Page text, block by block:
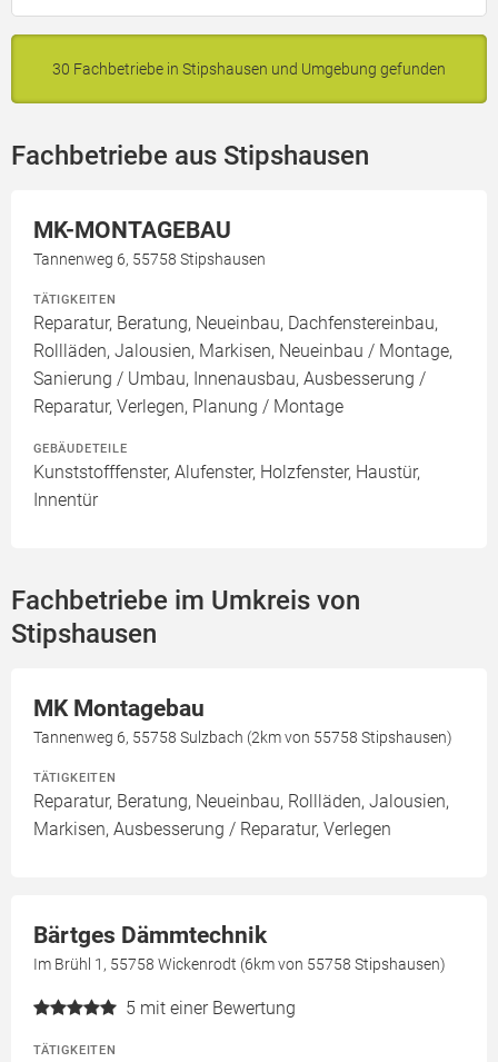
30 Fachbetriebe in Stipshausen und Umgebung gefunden
Fachbetriebe aus Stipshausen
MK-MONTAGEBAU
Tannenweg 6, 55758 Stipshausen
TÄTIGKEITEN
Reparatur, Beratung, Neueinbau, Dachfenstereinbau,
Rollläden, Jalousien, Markisen, Neueinbau / Montage,
Sanierung / Umbau, Innenausbau, Ausbesserung /
Reparatur, Verlegen, Planung / Montage
GEBÄUDETEILE
Kunststofffenster, Alufenster, Holzfenster, Haustür,
Innentür
Fachbetriebe im Umkreis von
Stipshausen
MK Montagebau
Tannenweg 6, 55758 Sulzbach (2km von 55758 Stipshausen)
TÄTIGKEITEN
Reparatur, Beratung, Neueinbau, Rollläden, Jalousien,
Markisen, Ausbesserung / Reparatur, Verlegen
Bärtges Dämmtechnik
Im Brühl 1, 55758 Wickenrodt (6km von 55758 Stipshausen)
5 mit einer Bewertung
TÄTIGKEITEN